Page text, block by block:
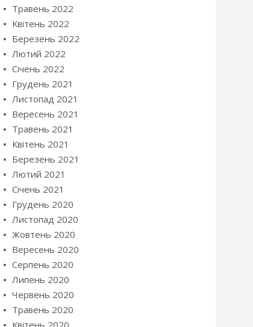
Травень 2022
Квітень 2022
Березень 2022
Лютий 2022
Січень 2022
Грудень 2021
Листопад 2021
Вересень 2021
Травень 2021
Квітень 2021
Березень 2021
Лютий 2021
Січень 2021
Грудень 2020
Листопад 2020
Жовтень 2020
Вересень 2020
Серпень 2020
Липень 2020
Червень 2020
Травень 2020
Квітень 2020